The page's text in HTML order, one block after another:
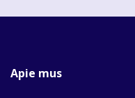
Apie mus